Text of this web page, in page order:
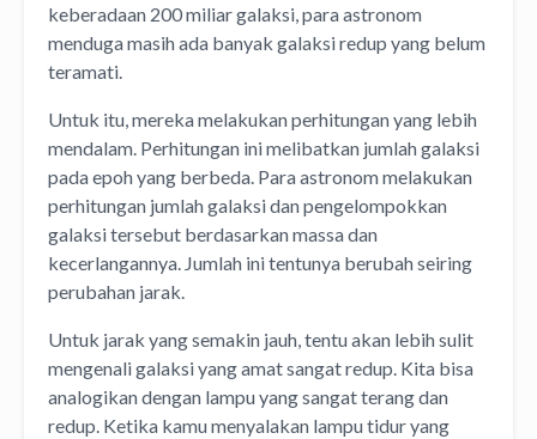
keberadaan 200 miliar galaksi, para astronom
menduga masih ada banyak galaksi redup yang belum
teramati.
Untuk itu, mereka melakukan perhitungan yang lebih
mendalam. Perhitungan ini melibatkan jumlah galaksi
pada epoh yang berbeda. Para astronom melakukan
perhitungan jumlah galaksi dan pengelompokkan
galaksi tersebut berdasarkan massa dan
kecerlangannya. Jumlah ini tentunya berubah seiring
perubahan jarak.
Untuk jarak yang semakin jauh, tentu akan lebih sulit
mengenali galaksi yang amat sangat redup. Kita bisa
analogikan dengan lampu yang sangat terang dan
redup. Ketika kamu menyalakan lampu tidur yang